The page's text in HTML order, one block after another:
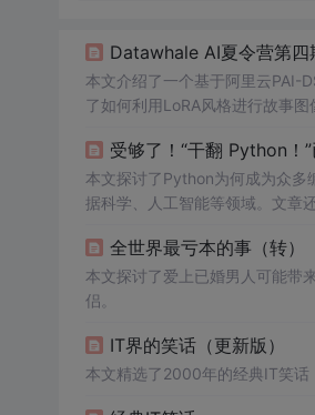
Datawhale AI夏令营第
本文介绍了一个基于阿里云PAI-
了如何利用LoRA风格进行故事图
受够了！“干翻 Python！
本文探讨了Python为何成为众多
据科学、人工智能等领域。文章
全世界最亏本的事（转）
本文探讨了爱上已婚男人可能带
侣。
IT界的笑话（更新版）
本文精选了2000年的经典IT笑话